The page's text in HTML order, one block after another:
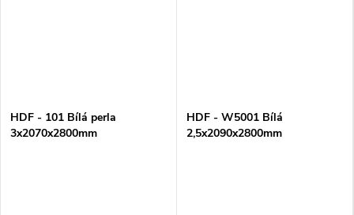
HDF - 101 Bílá perla
3x2070x2800mm
HDF - W5001 Bílá
2,5x2090x2800mm